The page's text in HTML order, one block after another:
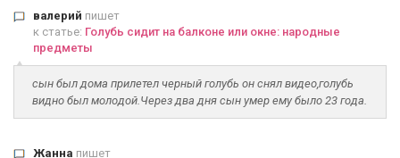
валерий пишет
к статье: Голубь сидит на балконе или окне: народные
предметы
сын был дома прилетел черный голубь он снял видео,голубь
видно был молодой.Через два дня сын умер ему было 23 года.
Жанна пишет